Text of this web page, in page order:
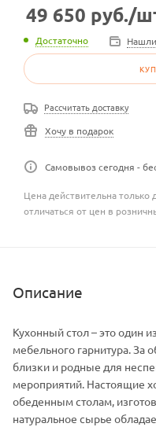
49 650 руб./
Достаточно
Рассчитать доставку
Хочу в подарок
Самовывоз сегодня -
Цена действительна
отличаться от цен в
Описание
Кухонный стол – это один
мебельного гарнитура. За
близки и родные для
мероприятий. Настоящие
обеденным столам,
натуральное сырье